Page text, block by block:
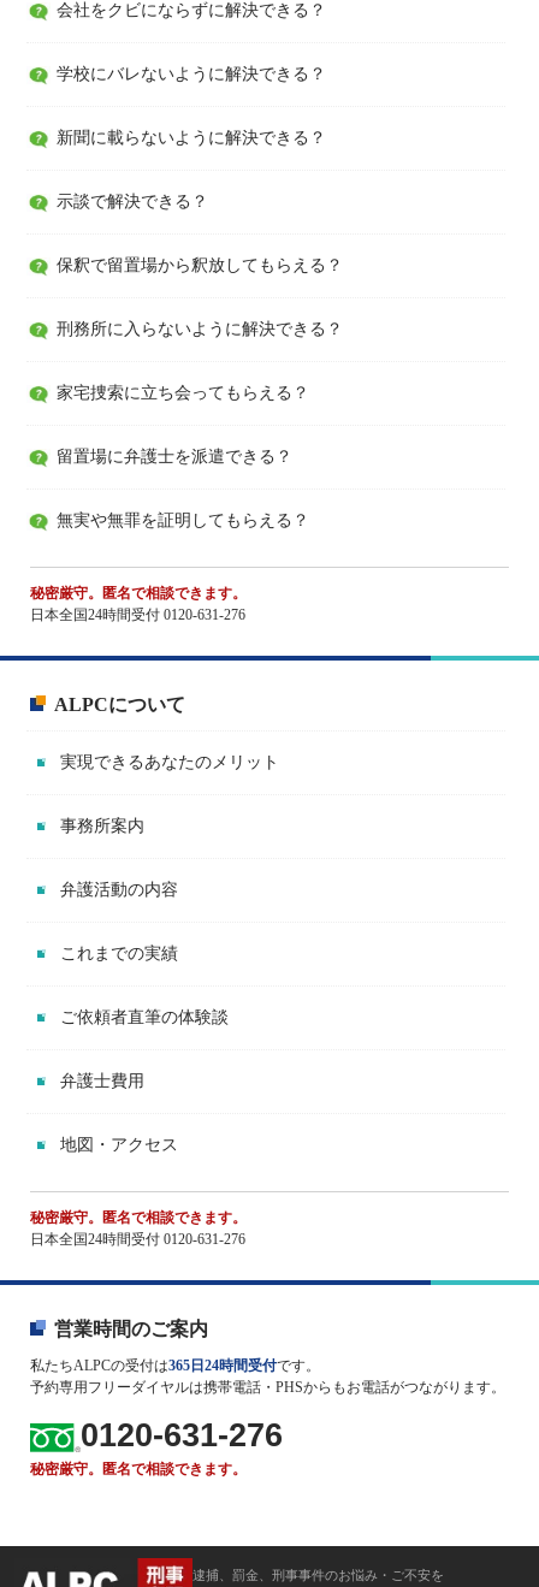
会社をクビにならずに解決できる？
学校にバレないように解決できる？
新聞に載らないように解決できる？
示談で解決できる？
保釈で留置場から釈放してもらえる？
刑務所に入らないように解決できる？
家宅捜索に立ち会ってもらえる？
留置場に弁護士を派遣できる？
無実や無罪を証明してもらえる？
秘密厳守。匿名で相談できます。
日本全国24時間受付 0120-631-276
ALPCについて
実現できるあなたのメリット
事務所案内
弁護活動の内容
これまでの実績
ご依頼者直筆の体験談
弁護士費用
地図・アクセス
秘密厳守。匿名で相談できます。
日本全国24時間受付 0120-631-276
営業時間のご案内
私たちALPCの受付は365日24時間受付です。
予約専用フリーダイヤルは携帯電話・PHSからもお電話がつながります。
0120-631-276
秘密厳守。匿名で相談できます。
逮捕、罰金、刑事事件のお悩み・ご不安を